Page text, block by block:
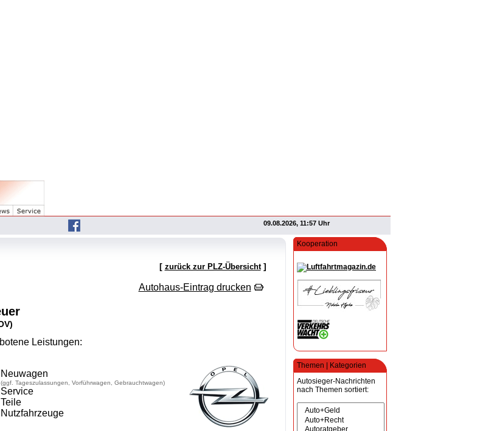
09.08.2026, 11:57 Uhr
Kooperation
Themen | Kategorien
Autosieger-Nachrichten
nach Themen sortiert:
[ zurück zur PLZ-Übersicht]
Autohaus-Eintrag drucken
Leistungen:
Neuwagen
(ggf. Tageszulassungen, Vorführwagen, Gebrauchtwagen)
Service
Teile
Nutzfahrzeuge